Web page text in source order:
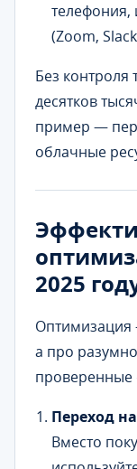
телефония,
(Zoom,
Без контроля
десятков
пример —
облачные
2025
Оптимизация
а про
проверенные
Переход
Вместо